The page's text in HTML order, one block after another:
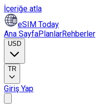
İçeriğe atla
eSIM Today
Ana SayfaPlanlarRehberler
USD
TR
Giriş Yap